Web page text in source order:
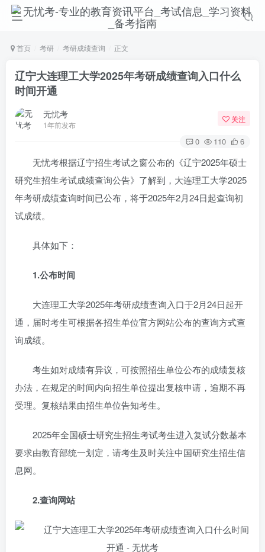
首页 考研 考研成绩查询 正文
辽宁大连理工大学2025年考研成绩查询入口什么
时间开通
无忧考
1年前发布
关注
0 110 6
无忧考根据辽宁招生考试之窗公布的《辽宁2025年硕士
研究生招生考试成绩查询公告》了解到，大连理工大学2025
年考研成绩查询时间已公布，将于2025年2月24日起查询初
试成绩。
具体如下：
1.公布时间
大连理工大学2025年考研成绩查询入口于2月24日起开
通，届时考生可根据各招生单位官方网站公布的查询方式查
询成绩。
考生如对成绩有异议，可按照招生单位公布的成绩复核
办法，在规定的时间内向招生单位提出复核申请，逾期不再
受理。复核结果由招生单位告知考生。
2025年全国硕士研究生招生考试考生进入复试分数基本
要求由教育部统一划定，请考生及时关注中国研究生招生信
息网。
2.查询网站